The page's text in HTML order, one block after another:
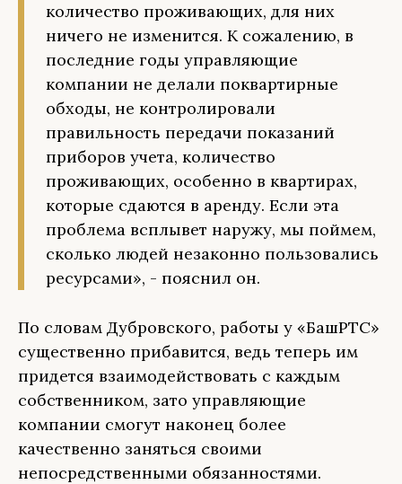
количество проживающих, для них
ничего не изменится. К сожалению, в
последние годы управляющие
компании не делали поквартирные
обходы, не контролировали
правильность передачи показаний
приборов учета, количество
проживающих, особенно в квартирах,
которые сдаются в аренду. Если эта
проблема всплывет наружу, мы поймем,
сколько людей незаконно пользовались
ресурсами», - пояснил он.
По словам Дубровского, работы у «БашРТС»
существенно прибавится, ведь теперь им
придется взаимодействовать с каждым
собственником, зато управляющие
компании смогут наконец более
качественно заняться своими
непосредственными обязанностями.